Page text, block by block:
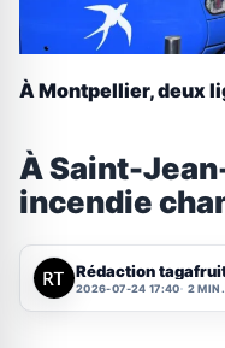
À Montpellier, deux
À Saint-
incendie
Rédaction
2026-07-24 17:40 2 MIN.